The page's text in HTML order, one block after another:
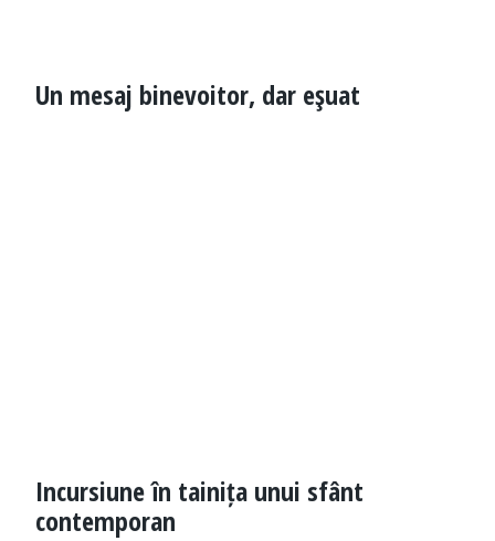
Un mesaj binevoitor, dar eşuat
Incursiune în tainița unui sfânt
contemporan